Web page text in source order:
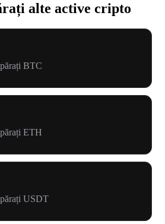
alte active cripto
BTC
ETH
USDT